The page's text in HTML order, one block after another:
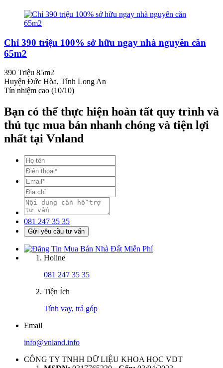
Chỉ 390 triệu 100% sở hữu ngay nhà nguyên căn
65m2
390 Triệu 85m2
Huyện Đức Hòa, Tỉnh Long An
Tín nhiệm cao (10/10)
Bạn có thể thực hiện hoàn tất quy trình và
thủ tục mua bán nhanh chóng và tiện lợi
nhất tại Vnland
081 247 35 35
Gửi yêu cầu tư vấn
Holine
081 247 35 35
Tiện Ích
Tính vay, trả góp
Email
info@vnland.info
CÔNG TY TNHH DỮ LIỆU KHOA HỌC VDT